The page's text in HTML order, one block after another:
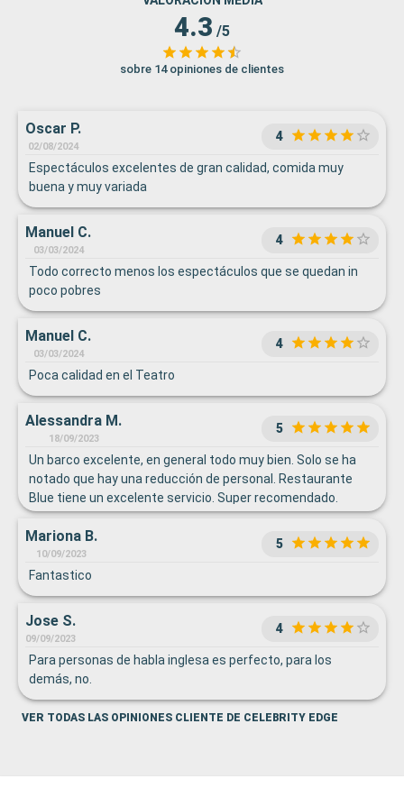
4.3 /5
sobre 14 opiniones de clientes
Oscar P.
02/08/2024
4
Espectáculos excelentes de gran calidad, comida muy
buena y muy variada
Manuel C.
03/03/2024
4
Todo correcto menos los espectáculos que se quedan in
poco pobres
Manuel C.
03/03/2024
4
Poca calidad en el Teatro
Alessandra M.
18/09/2023
5
Un barco excelente, en general todo muy bien. Solo se ha
notado que hay una reducción de personal. Restaurante
Blue tiene un excelente servicio. Super recomendado.
Habitación y persona a cargo muy bien.
Mariona B.
10/09/2023
5
Fantastico
Jose S.
09/09/2023
4
Para personas de habla inglesa es perfecto, para los
demás, no.
VER TODAS LAS OPINIONES CLIENTE DE CELEBRITY EDGE